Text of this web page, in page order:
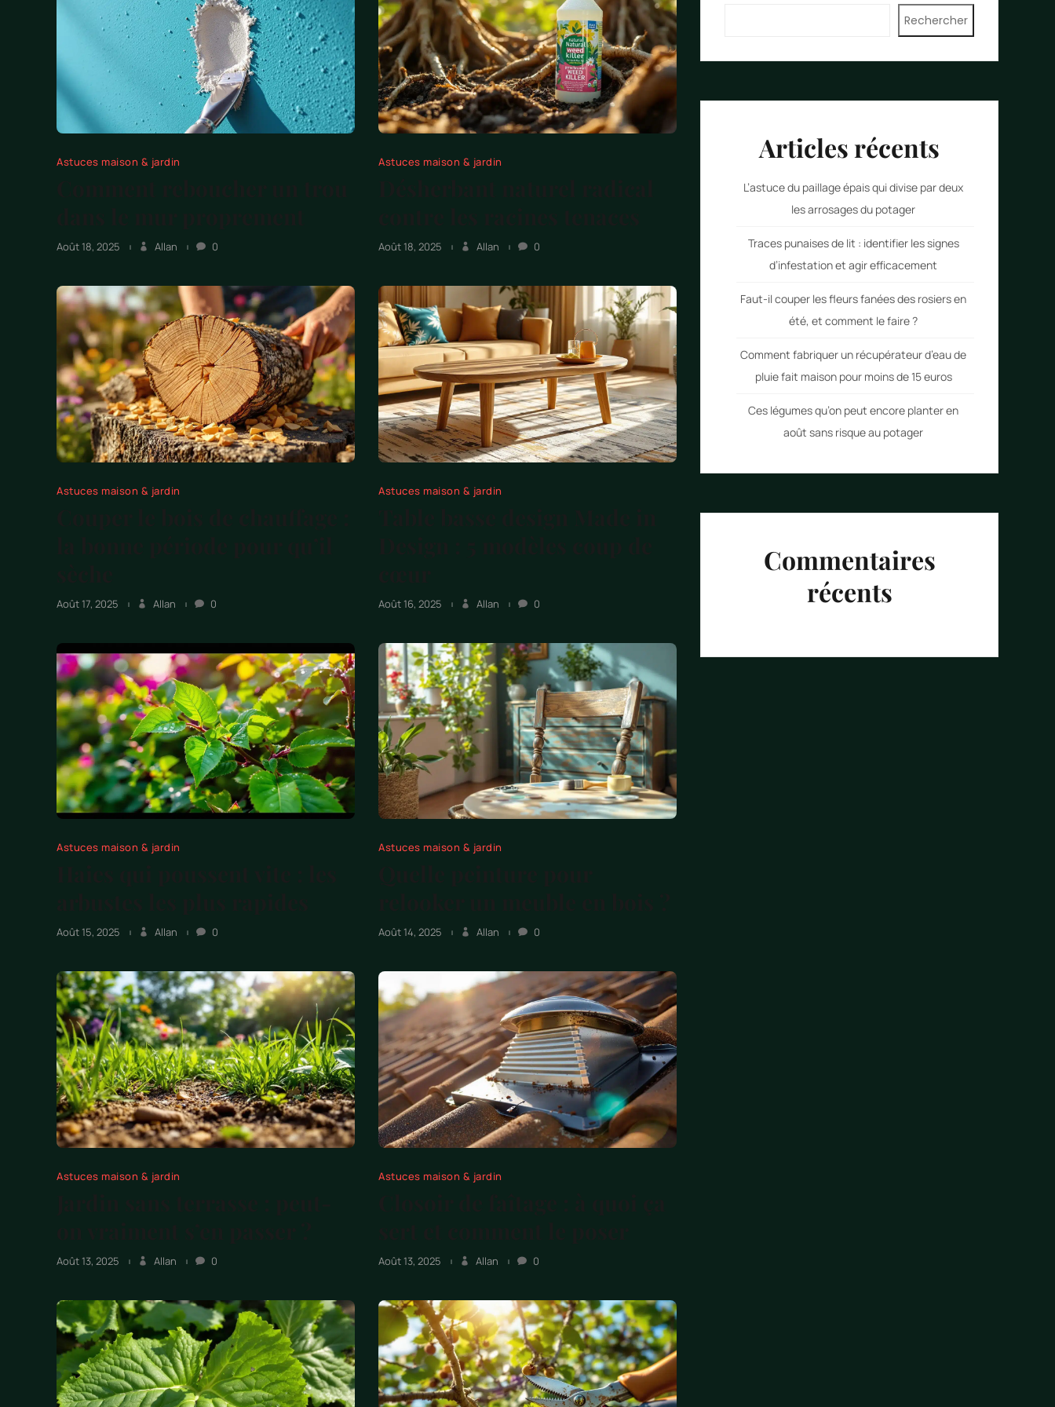
Astuces maison & jardin
Août 18, 2025 Allan 0
Astuces maison & jardin
Août 18, 2025 Allan 0
Astuces maison & jardin
Août 17, 2025 Allan 0
Astuces maison & jardin
Août 16, 2025 Allan 0
Astuces maison & jardin
Août 15, 2025 Allan 0
Astuces maison & jardin
Août 14, 2025 Allan 0
Astuces maison & jardin
Août 13, 2025 Allan 0
Astuces maison & jardin
Août 13, 2025 Allan 0
Rechercher
Articles récents
L’astuce du paillage épais qui divise par deux
les arrosages du potager
Traces punaises de lit : identifier les signes
d’infestation et agir efficacement
Faut-il couper les fleurs fanées des rosiers en
été, et comment le faire ?
Comment fabriquer un récupérateur d’eau de
pluie fait maison pour moins de 15 euros
Ces légumes qu’on peut encore planter en
août sans risque au potager
Commentaires
récents